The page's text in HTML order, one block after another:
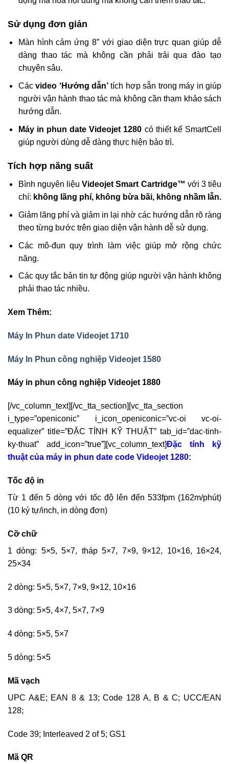
Sử dụng đơn giản
Màn hình cảm ứng 8” với giao diện trực quan giúp dễ
dàng thao tác mà không cần phải trải qua đào tạo
chuyên sâu.
Cácvideo ‘Hướng dẫn’ tích hợp sẵn trong máy in giúp
người vận hành thao tác mà không cần tham khảo sách
hướng dẫn.
Máy in phun date Videojet 1280 có thiết kế SmartCell
giúp người dùng dễ dàng thực hiện bảo trì.
Tích hợp năng suất
Bình nguyên liệuVideojet Smart Cartridge™ với 3 tiêu
chí: không lãng phí, không bừa bãi, không nhầm lẫn.
Giảm lãng phí và giảm in lại nhờ các hướng dẫn rõ ràng
theo từng bước trên giao diện vận hành dễ sử dụng.
Các mô-đun quy trình làm việc giúp mở rộng chức
năng.
Các quy tắc bản tin tự động giúp người vận hành không
phải thao tác nhiều.
Xem Thêm:
Máy In Phun date Videojet 1710
Máy In Phun công nghiệp Videojet 1580
Máy in phun công nghiệp Videojet 1880
[/vc_column_text][/vc_tta_section][vc_tta_section
i_type=”openiconic” i_icon_openiconic=”vc-oi vc-oi-
equalizer” title=”ĐẶC TÍNH KỸ THUẬT” tab_id=”dac-tinh-
ky-thuat” add_icon=”true”][vc_column_text]Đặc tính kỹ
thuật của máy in phun date code Videojet 1280:
Tốc độ in
Từ 1 đến 5 dòng với tốc độ lên đến 533fpm (162m/phút)
(10 ký tự/inch, in dòng đơn)
Cỡ chữ
1 dòng: 5×5, 5×7, tháp 5×7, 7×9, 9×12, 10×16, 16×24,
25×34
2 dòng: 5×5, 5×7, 7×9, 9×12, 10×16
3 dòng: 5×5, 4×7, 5×7, 7×9
4 dòng: 5×5, 5×7
5 dòng: 5×5
Mã vạch
UPC A&E; EAN 8 & 13; Code 128 A, B & C; UCC/EAN
128;
Code 39; Interleaved 2 of 5; GS1
Mã QR